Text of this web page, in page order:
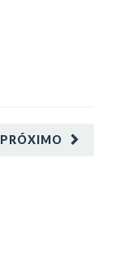
PRÓXIMO